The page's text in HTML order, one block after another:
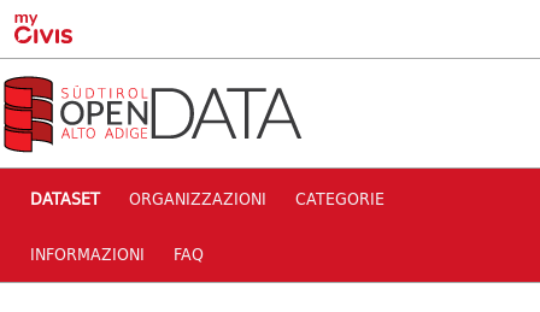
Skip to main content
DATASET ORGANIZZAZIONI CATEGORIE
INFORMAZIONI FAQ